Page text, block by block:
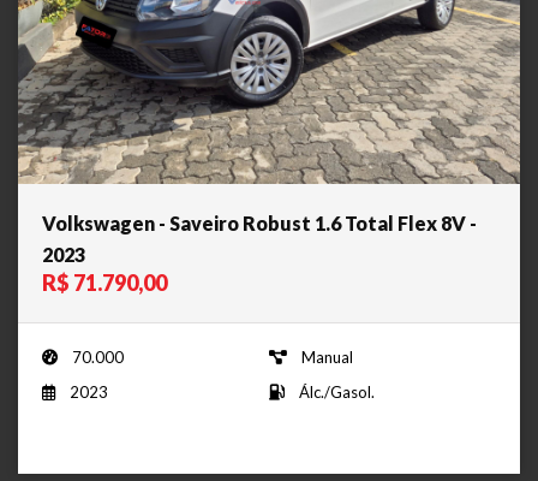
Volkswagen - Saveiro Robust 1.6 Total Flex 8V -
2023
R$ 71.790,00
70.000
Manual
2023
Álc./Gasol.